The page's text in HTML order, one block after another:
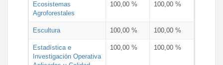
Ecosistemas
Agroforestales
100,00 % 100,00 %
Escultura 100,00 % 100,00 %
Estadística e
Investigación Operativa
100,00 % 100,00 %